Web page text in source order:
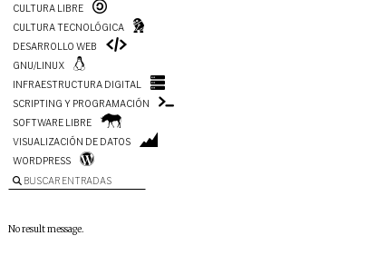
CULTURA LIBRE
CULTURA TECNOLÓGICA
DESARROLLO WEB
GNU/LINUX
INFRAESTRUCTURA DIGITAL
SCRIPTING Y PROGRAMACIÓN
SOFTWARE LIBRE
VISUALIZACIÓN DE DATOS
WORDPRESS
BUSCAR ENTRADAS
No result message.